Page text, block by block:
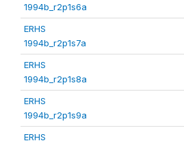
1994b_r2p1s6a
ERHS
1994b_r2p1s7a
ERHS
1994b_r2p1s8a
ERHS
1994b_r2p1s9a
ERHS